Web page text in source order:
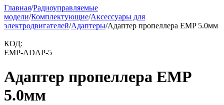
Главная/Радиоуправляемые
модели/Комплектующие/Аксессуары для
электродвигателей/Адаптеры/Адаптер пропеллера EMP 5.0мм
КОД:
EMP-ADAP-5
Адаптер пропеллера EMP
5.0мм